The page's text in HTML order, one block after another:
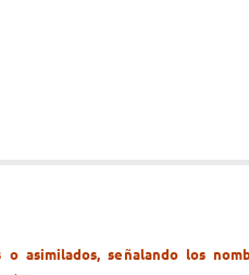
asimilados, señalando los